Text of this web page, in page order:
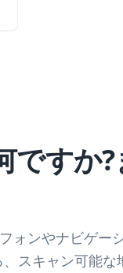
ですか
ォンやナビゲー
スキャン可能